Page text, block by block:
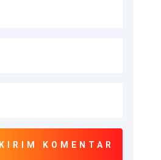
KIRIM KOMENTAR